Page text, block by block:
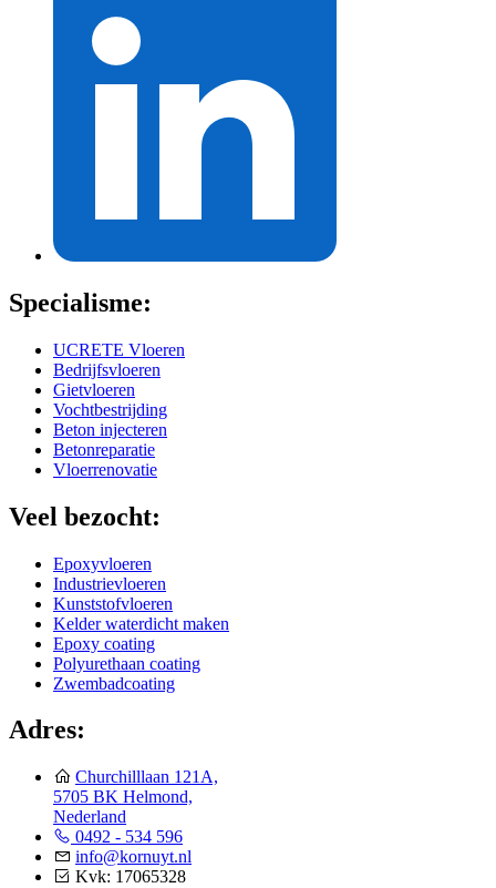
Specialisme:
UCRETE Vloeren
Bedrijfsvloeren
Gietvloeren
Vochtbestrijding
Beton injecteren
Betonreparatie
Vloerrenovatie
Veel bezocht:
Epoxyvloeren
Industrievloeren
Kunststofvloeren
Kelder waterdicht maken
Epoxy coating
Polyurethaan coating
Zwembadcoating
Adres:
Churchilllaan 121A,
5705 BK Helmond,
Nederland
0492 - 534 596
info@kornuyt.nl
Kvk: 17065328